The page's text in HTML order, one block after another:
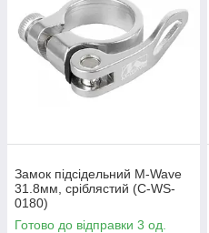
Замок підсідельний M-Wave
31.8мм, сріблястий (C-WS-
0180)
Готово до відправки 3 од.